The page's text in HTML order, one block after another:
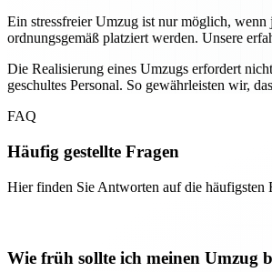
Ein stressfreier Umzug ist nur möglich,
ordnungsgemäß platziert werden. Unsere
Die Realisierung eines Umzugs erfordert
geschultes Personal. So gewährleisten wir,
FAQ
Häufig gestellte Fragen
Hier finden Sie Antworten auf die häufigsten
Wie früh sollte ich meinen Umzug